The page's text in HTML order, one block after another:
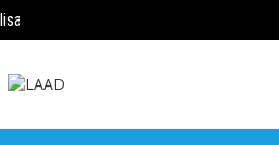
a Revitimização da Mulher no
Mulheres
ENTENDENDO DIREITO 88 –